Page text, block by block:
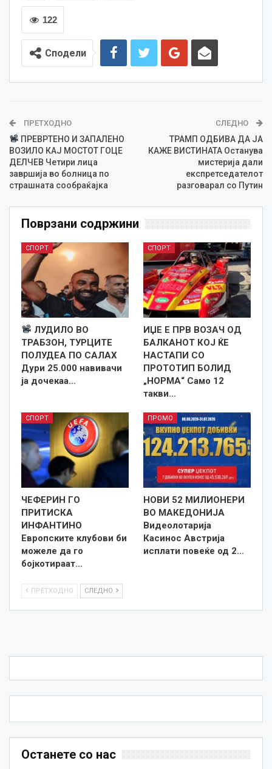
122
Сподели
ПРЕТХОДНО
ПРЕВРТЕНО И ЗАПАЛЕНО
ВОЗИЛО КАЈ МОСТОТ ГОЦЕ
ДЕЛЧЕВ Четири лица
завршија во болница по
страшната сообраќајка
СЛЕДНО
ТРАМП ОДБИВА ДА ЈА
КАЖЕ ВИСТИНАТА Останува
мистерија дали
експретседателот
разговарал со Путин
Поврзани содржини
СПОРТ
ЛУДИЛО ВО
ТРАБЗОН, ТУРЦИТЕ
ПОЛУДЕА ПО САЛАХ
Дури 25.000 навивачи
ја дочекаа…
СПОРТ
ИЏЕ Е ПРВ ВОЗАЧ ОД
БАЛКАНОТ КОЈ ЌЕ
НАСТАПИ СО
ПРОТОТИП БОЛИД
„НОРМА“ Само 12
такви…
СПОРТ
ЧЕФЕРИН ГО
ПРИТИСКА
ИНФАНТИНО
Европските клубови би
можеле да го
бојкотираат…
ПРОМО
НОВИ 52 МИЛИОНЕРИ
ВО МАКЕДОНИЈА
Видеолотарија
Касинос Австрија
исплати повеќе од 2…
ПРЕТХОДНО СЛЕДНО
Останете со нас